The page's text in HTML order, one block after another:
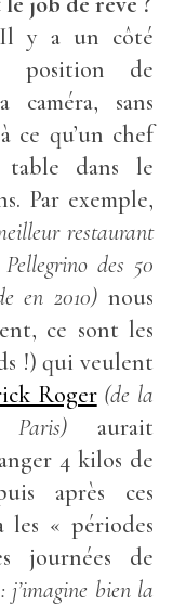
y a un côté
de
caméra, sans
ce qu’un chef
dans le
Par exemple,
restaurant
des 50
en 2010) nous
ce sont les
!) qui veulent
Roger (de la
aurait
4 kilos de
après ces
les « périodes
journées de
j’imagine bien la